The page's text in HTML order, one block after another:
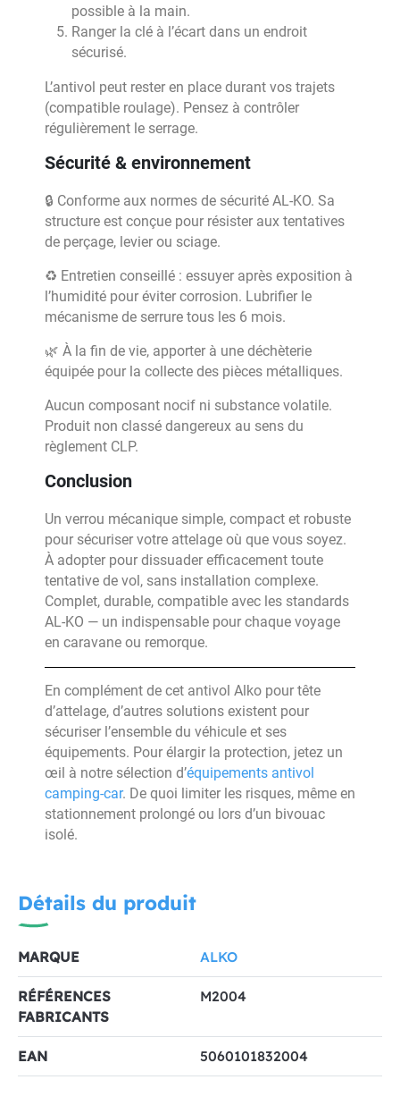
possible à la main.
Ranger la clé à l’écart dans un endroit
sécurisé.
L’antivol peut rester en place durant vos trajets
(compatible roulage). Pensez à contrôler
régulièrement le serrage.
Sécurité & environnement
🔒 Conforme aux normes de sécurité AL-KO. Sa
structure est conçue pour résister aux tentatives
de perçage, levier ou sciage.
♻️ Entretien conseillé : essuyer après exposition à
l’humidité pour éviter corrosion. Lubrifier le
mécanisme de serrure tous les 6 mois.
🌿 À la fin de vie, apporter à une déchèterie
équipée pour la collecte des pièces métalliques.
Aucun composant nocif ni substance volatile.
Produit non classé dangereux au sens du
règlement CLP.
Conclusion
Un verrou mécanique simple, compact et robuste
pour sécuriser votre attelage où que vous soyez.
À adopter pour dissuader efficacement toute
tentative de vol, sans installation complexe.
Complet, durable, compatible avec les standards
AL-KO — un indispensable pour chaque voyage
en caravane ou remorque.
En complément de cet antivol Alko pour tête
d’attelage, d’autres solutions existent pour
sécuriser l’ensemble du véhicule et ses
équipements. Pour élargir la protection, jetez un
œil à notre sélection d’équipements antivol
camping-car. De quoi limiter les risques, même en
stationnement prolongé ou lors d’un bivouac
isolé.
Détails du produit
MARQUE ALKO
RÉFÉRENCES
FABRICANTS
M2004
EAN 5060101832004